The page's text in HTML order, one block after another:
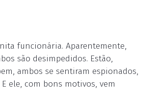
funcionária. Aparentemente,
são desimpedidos. Estão,
ambos se sentiram espionados,
ele, com bons motivos, vem